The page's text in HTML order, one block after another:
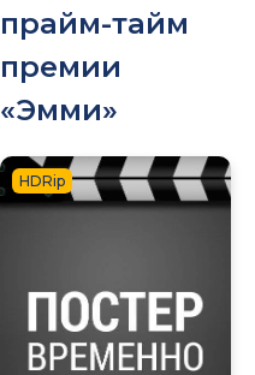
прайм-тайм
премии
«Эмми»
HDRip